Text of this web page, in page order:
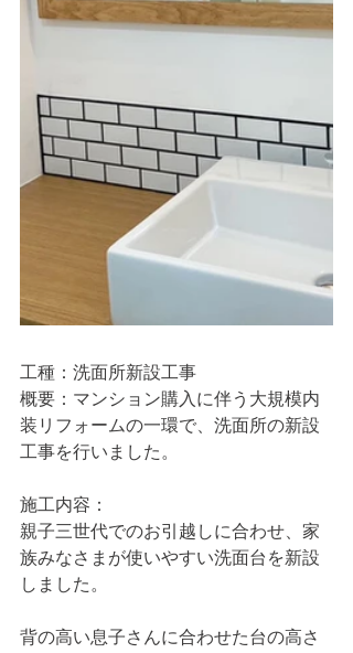
工種：洗面所新設工事
概要：マンション購入に伴う大規模内
装リフォームの一環で、洗面所の新設
工事を行いました。
施工内容：
親子三世代でのお引越しに合わせ、家
族みなさまが使いやすい洗面台を新設
しました。
背の高い息子さんに合わせた台の高さ